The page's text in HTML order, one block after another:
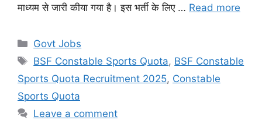
माध्यम से जारी कीया गया है। इस भर्ती के लिए … Read more
Categories
Govt Jobs
Tags
BSF Constable Sports Quota, BSF Constable
Sports Quota Recruitment 2025, Constable
Sports Quota
Leave a comment